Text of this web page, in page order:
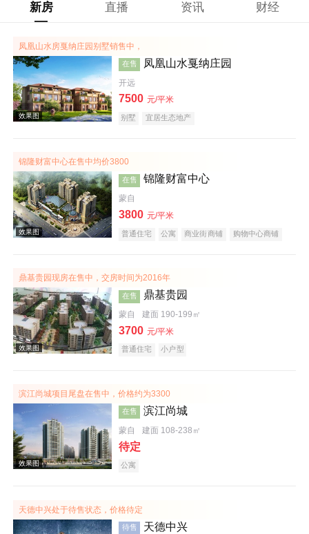
新房 直播 资讯 财经
凤凰山水房戛纳庄园别墅销售中，
效果图
在售 凤凰山水戛纳庄园
开远
7500 元/平米
别墅 宜居生态地产
锦隆财富中心在售中均价3800
效果图
在售 锦隆财富中心
蒙自
3800 元/平米
普通住宅 公寓 商业街商铺
购物中心商铺
鼎基贵园现房在售中，交房时间为2016年
在售 鼎基贵园
蒙自 建面 190-199㎡
3700 元/平米
普通住宅 小户型
滨江尚城项目尾盘在售中，价格约为3300
在售 滨江尚城
蒙自 建面 108-238㎡
待定
公寓
天德中兴处于待售状态，价格待定
待售 天德中兴